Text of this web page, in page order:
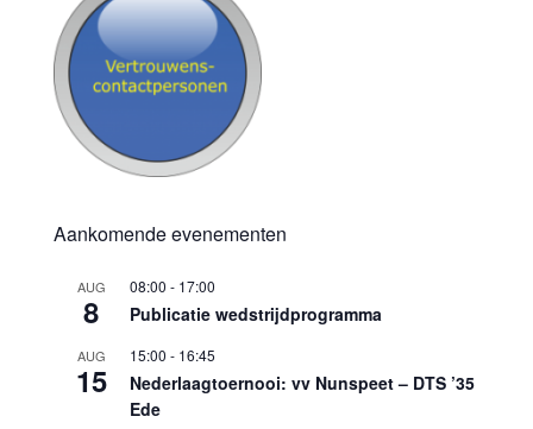
Aankomende evenementen
AUG
8
08:00 - 17:00
Publicatie wedstrijdprogramma
AUG
15
15:00 - 16:45
Nederlaagtoernooi: vv Nunspeet – DTS ’35
Ede